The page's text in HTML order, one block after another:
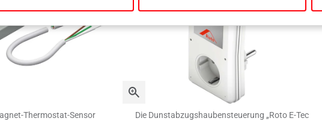
Thermostat-Sensor
Die Dunstabzugshaubensteuerung „Roto E-Tec